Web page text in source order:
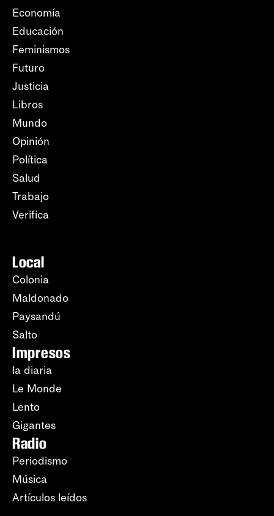
Economía
Educación
Feminismos
Futuro
Justicia
Libros
Mundo
Opinión
Política
Salud
Trabajo
Verifica
Local
Colonia
Maldonado
Paysandú
Salto
Impresos
la diaria
Le Monde
Lento
Gigantes
Radio
Periodismo
Música
Artículos leídos